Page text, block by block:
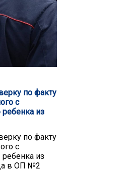
по факту
с
из
по факту
с
из
в ОП №2